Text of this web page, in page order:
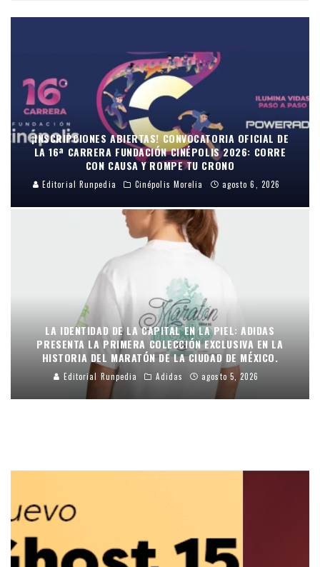
¡INSCRIPCIONES ABIERTAS! CONVOCATORIA OFICIAL DE
LA 16ª CARRERA FUNDACIÓN CINÉPOLIS 2026: CORRE
CON CAUSA Y ROMPE TU CRONO
Editorial Runpedia Cinépolis Morelia agosto 6, 2026
LA IDENTIDAD DE LA CAPITAL EN LA PIEL: ADIDAS
PRESENTA LA PRIMERA COLECCIÓN EXCLUSIVA EN LA
HISTORIA DEL MARATÓN DE LA CIUDAD DE MÉXICO.
Editorial Runpedia Adidas agosto 5, 2026